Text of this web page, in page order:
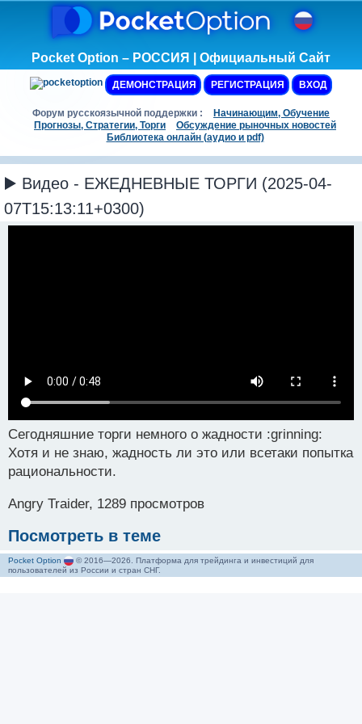
Pocket Option – РОССИЯ | Официальный Сайт
ДЕМОНСТРАЦИЯ РЕГИСТРАЦИЯ ВХОД
Форум русскоязычной поддержки :
Начинающим, Обучение
Прогнозы, Стратегии, Торги
Обсуждение рыночных новостей
Библиотека онлайн (аудио и pdf)
▶️ Видео - ЕЖЕДНЕВНЫЕ ТОРГИ (2025-04-
07T15:13:11+0300)
Сегодняшние торги немного о жадности :grinning:
Хотя и не знаю, жадность ли это или всетаки попытка
рациональности.
Angry Traider, 1289 просмотров
Посмотреть в теме
Pocket Option
© 2016—2026. Платформа для трейдинга и инвестиций для
пользователей из России и стран СНГ.